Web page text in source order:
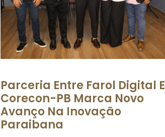
Parceria Entre Farol Digital E
Corecon-PB Marca Novo
Avanço Na Inovação
Paraibana